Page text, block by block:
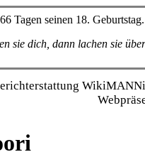
Tagen seinen 18. Geburtstag.
sie dich, dann lachen sie